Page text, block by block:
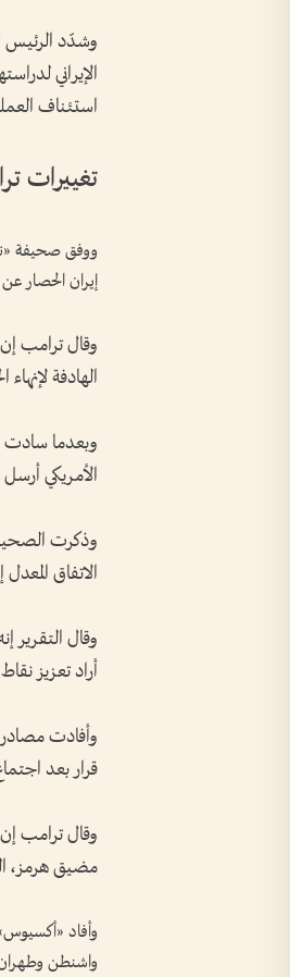
وشدّد الرئيس
الإيراني
استئناف
تغييرات
ووفق صحيفة
إيران الحصار
وقال ترامب
الهادفة
وبعدما سادت
الأمريكي
وذكرت
الاتفاق
وقال التقرير
أراد تعزيز
وأفادت مصادر
قرار بعد
وقال ترامب
مضيق هرمز، الذي يمر عبره
وأفاد
واشنطن